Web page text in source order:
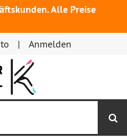
Alle Preise
Anmelden